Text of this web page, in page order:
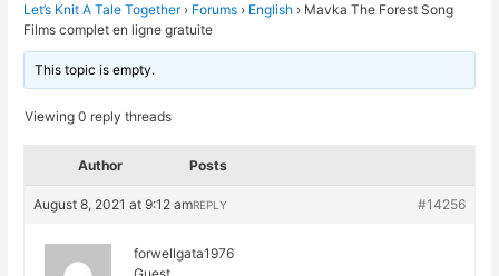
Let’s Knit A Tale Together › Forums › English › Mavka The Forest Song
Films complet en ligne gratuite
This topic is empty.
Viewing 0 reply threads
Author Posts
August 8, 2021 at 9:12 am #14256
REPLY
forwellgata1976